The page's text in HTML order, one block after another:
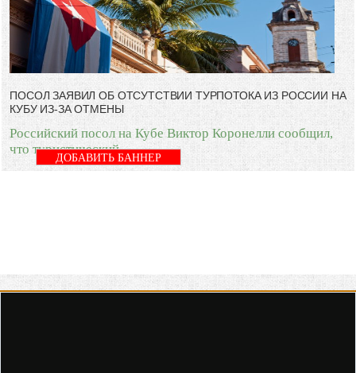
ПОСОЛ ЗАЯВИЛ ОБ ОТСУТСТВИИ ТУРПОТОКА ИЗ РОССИИ НА
КУБУ ИЗ-ЗА ОТМЕНЫ
Российский посол на Кубе Виктор Коронелли сообщил,
что туристический
ДОБАВИТЬ БАННЕР